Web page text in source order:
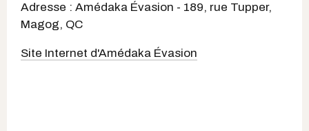
Adresse : Amédaka Évasion - 189, rue Tupper,
Magog, QC
Site Internet d'Amédaka Évasion